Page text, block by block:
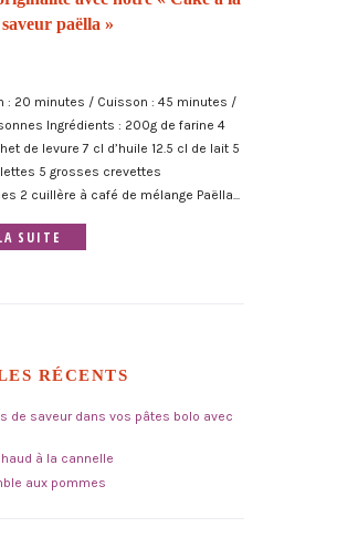
paëlla »
: 20 minutes / Cuisson : 45 minutes /
Ingrédients : 200g de farine 4
de levure 7 cl d’huile 12.5 cl de lait 5
5 grosses crevettes
2 cuillère à café de mélange Paëlla...
SUITE
RÉCENTS
de saveur dans vos pâtes bolo avec
à la cannelle
aux pommes